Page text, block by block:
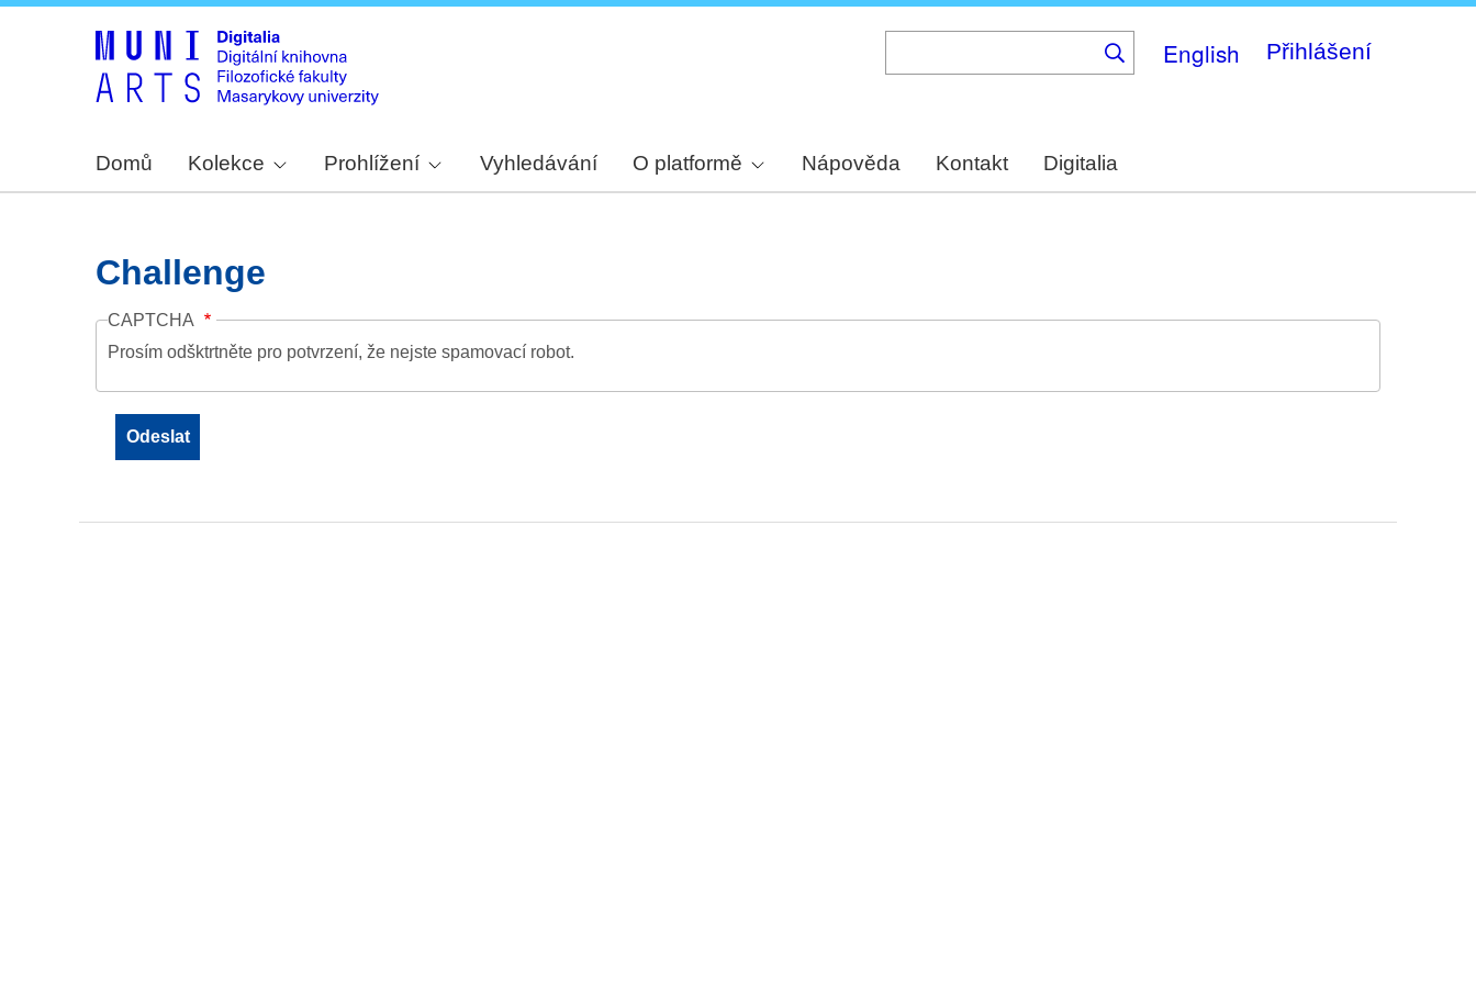
English Přihlášení
Domů Kolekce Prohlížení Vyhledávání O platformě Nápověda Kontakt Digitalia
Challenge
CAPTCHA
Prosím odšktrtněte pro potvrzení, že nejste spamovací robot.